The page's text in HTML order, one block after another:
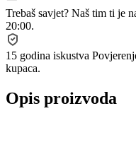
Trebaš savjet? Naš tim ti je
20:00.
15 godina iskustva
kupaca.
Opis proizvoda